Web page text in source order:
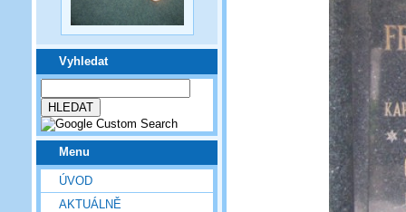
Vyhledat
Menu
ÚVOD
AKTUÁLNĚ